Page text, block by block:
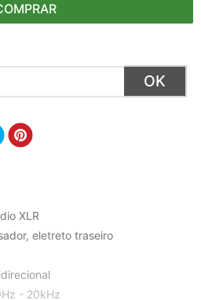
XLR
eletreto traseiro
- 20kHz